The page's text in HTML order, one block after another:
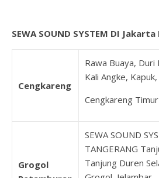
SEWA SOUND SYSTEM DI
Cengkareng
Rawa Buaya,
Kali Angke,
Cengkareng Timur
Grogol
SEWA SOUND
TANGERANG
Tanjung Duren